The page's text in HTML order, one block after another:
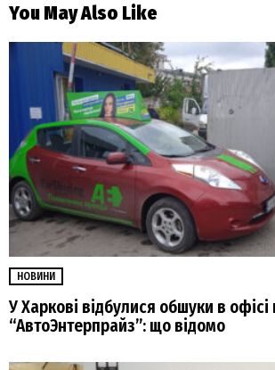
You May Also Like
НОВИНИ
У Харкові відбулися обшуки в офісі
“АвтоЭнтерпрайз”: що відомо